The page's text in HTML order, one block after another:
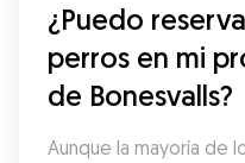
¿Puedo
perros en mi
de Bonesvalls?
Aunque la mayoría de